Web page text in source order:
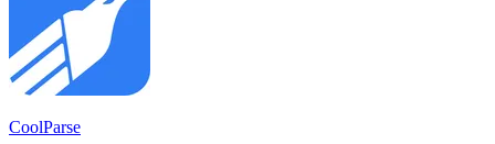
CoolParse